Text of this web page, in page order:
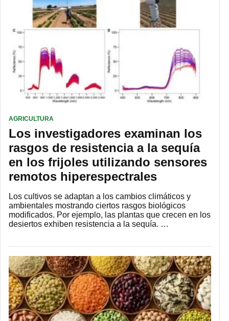
AGRICULTURA
Los investigadores examinan los
rasgos de resistencia a la sequía
en los frijoles utilizando sensores
remotos hiperespectrales
Los cultivos se adaptan a los cambios climáticos y
ambientales mostrando ciertos rasgos biológicos
modificados. Por ejemplo, las plantas que crecen en los
desiertos exhiben resistencia a la sequía. …